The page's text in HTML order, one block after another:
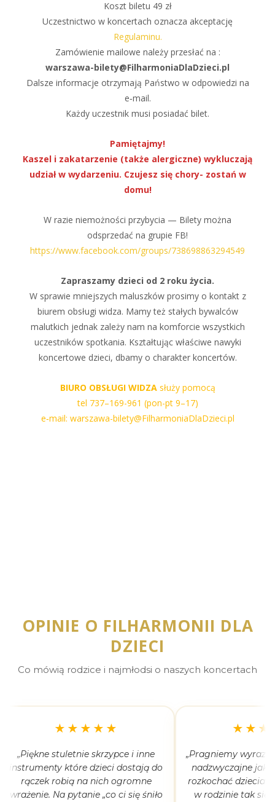
Koszt biletu 49 zł
Uczestnictwo w koncertach oznacza akceptację
Regulaminu.
Zamówienie mailowe należy przesłać na :
warszawa-bilety@FilharmoniaDlaDzieci.pl
Dalsze informacje otrzymają Państwo w odpowiedzi na
e‑mail.
Każdy uczestnik musi posiadać bilet.
Pamiętajmy!
Kaszel i zakatarzenie (także alergiczne) wykluczają
udział w wydarzeniu. Czujesz się chory- zostań w
domu!
W razie niemożności przybycia — Bilety można
odsprzedać na grupie FB!
https://www.facebook.com/groups/738698863294549
Zapraszamy dzieci od 2 roku życia.
W sprawie mniejszych maluszków prosimy o kontakt z
biurem obsługi widza. Mamy też stałych bywalców
malutkich jednak zależy nam na komforcie wszystkich
uczestników spotkania. Kształtując właściwe nawyki
koncertowe dzieci, dbamy o charakter koncertów.
BIURO OBSŁUGI WIDZA służy pomocą
tel 737–169-961 (pon-pt 9–17)
e‑mail: warszawa-bilety@FilharmoniaDlaDzieci.pl
OPINIE O FILHARMONII DLA
DZIECI
Co mówią rodzice i najmłodsi o naszych koncertach
★★★★★
„Piękne stuletnie skrzypce i inne
instrumenty które dzieci dostają do
rączek robią na nich ogromne
wrażenie. Na pytanie „co ci się śniło
„Pragniemy wyrazić
nadzwyczajne jak
rozkochać
w rodzinie tak się